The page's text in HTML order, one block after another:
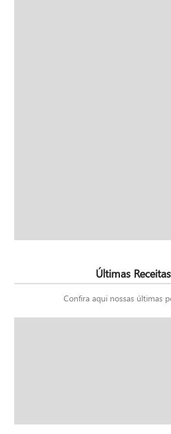
Últimas Receitas
Confira aqui nossas últimas